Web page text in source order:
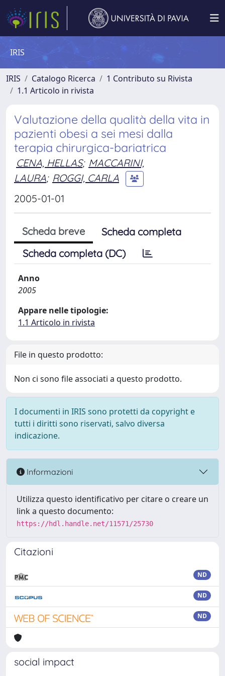
IRIS
IRIS Catalogo Ricerca
1 Contributo su Rivista
1.1 Articolo in rivista
Valutazione della qualità della vita in
pazienti obesi a sei mesi dalla
terapia chirurgica-bariatrica
CENA, HELLAS; MACCARINI,
LAURA; ROGGI, CARLA
2005-01-01
Scheda breve
Scheda completa
Scheda completa (DC)
Anno
2005
Appare nelle tipologie:
1.1 Articolo in rivista
File in questo prodotto:
Non ci sono file associati a questo prodotto.
I documenti in IRIS sono protetti da copyright e
tutti i diritti sono riservati, salvo diversa
indicazione.
Informazioni
Utilizza questo identificativo per citare o creare un
link a questo documento:
https://hdl.handle.net/11571/25730
Citazioni
ND
ND
ND
social impact